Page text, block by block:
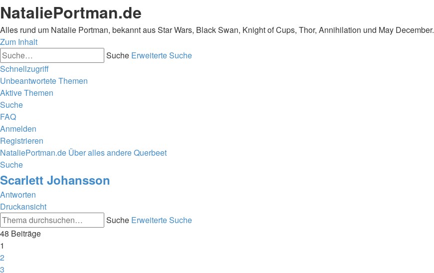
NataliePortman.de
Alles rund um Natalie Portman, bekannt aus Star Wars, Black Swan, Knight of Cups, Thor, Annihilation und May December.
Zum Inhalt
Suche Erweiterte Suche
Schnellzugriff
Unbeantwortete Themen
Aktive Themen
Suche
FAQ
Anmelden
Registrieren
NataliePortman.de Über alles andereQuerbeet
Suche
Scarlett Johansson
Antworten
Druckansicht
Suche Erweiterte Suche
48 Beiträge
1
2
3